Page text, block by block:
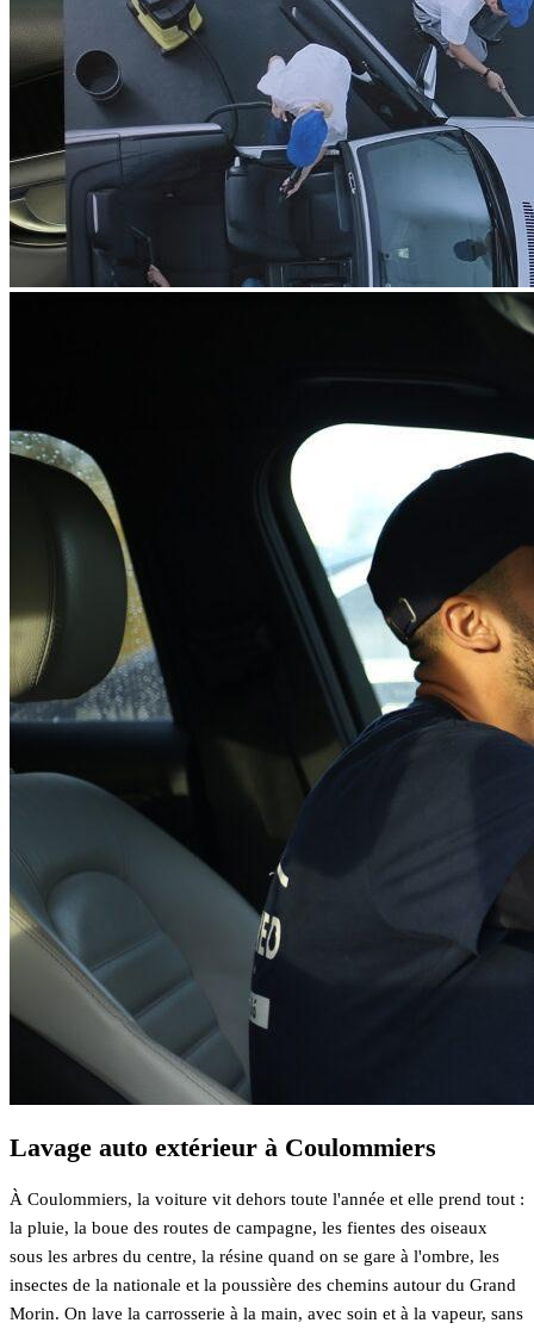
Lavage auto extérieur à Coulommiers
À Coulommiers, la voiture vit dehors toute l'année et elle prend tout :
la pluie, la boue des routes de campagne, les fientes des oiseaux
sous les arbres du centre, la résine quand on se gare à l'ombre, les
insectes de la nationale et la poussière des chemins autour du Grand
Morin. On lave la carrosserie à la main, avec soin et à la vapeur, sans